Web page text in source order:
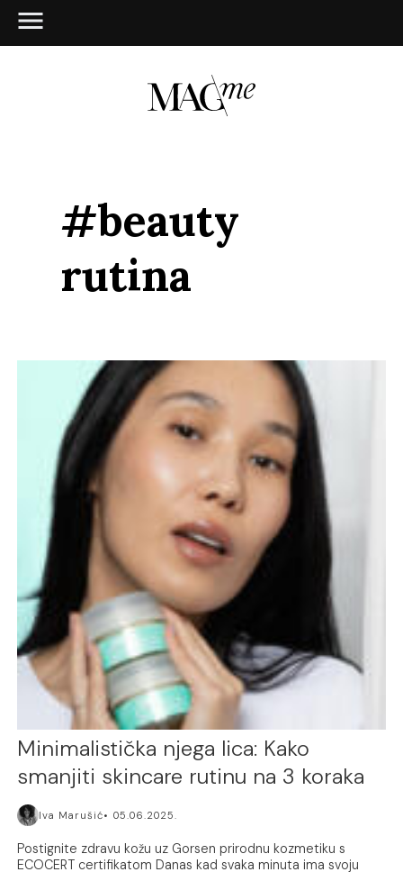
#beauty
rutina
Minimalistička njega lica: Kako
smanjiti skincare rutinu na 3 koraka
Iva Marušić 05.06.2025.
Postignite zdravu kožu uz Gorsen prirodnu kozmetiku s
ECOCERT certifikatom Danas kad svaka minuta ima svoju